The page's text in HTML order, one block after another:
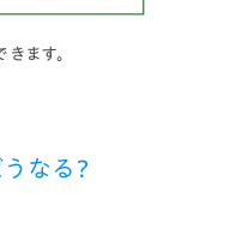
ます。
なる？